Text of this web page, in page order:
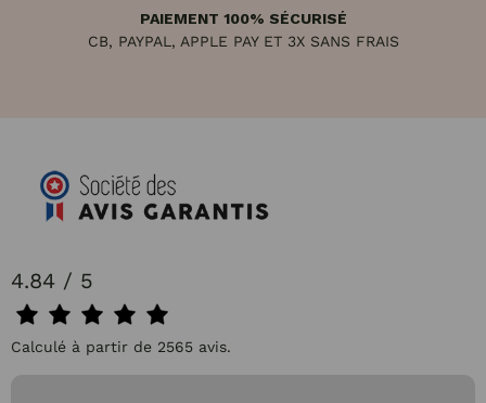
PAIEMENT 100% SÉCURISÉ
CB, PAYPAL, APPLE PAY ET 3X SANS FRAIS
4.84 / 5
Calculé à partir de 2565 avis.